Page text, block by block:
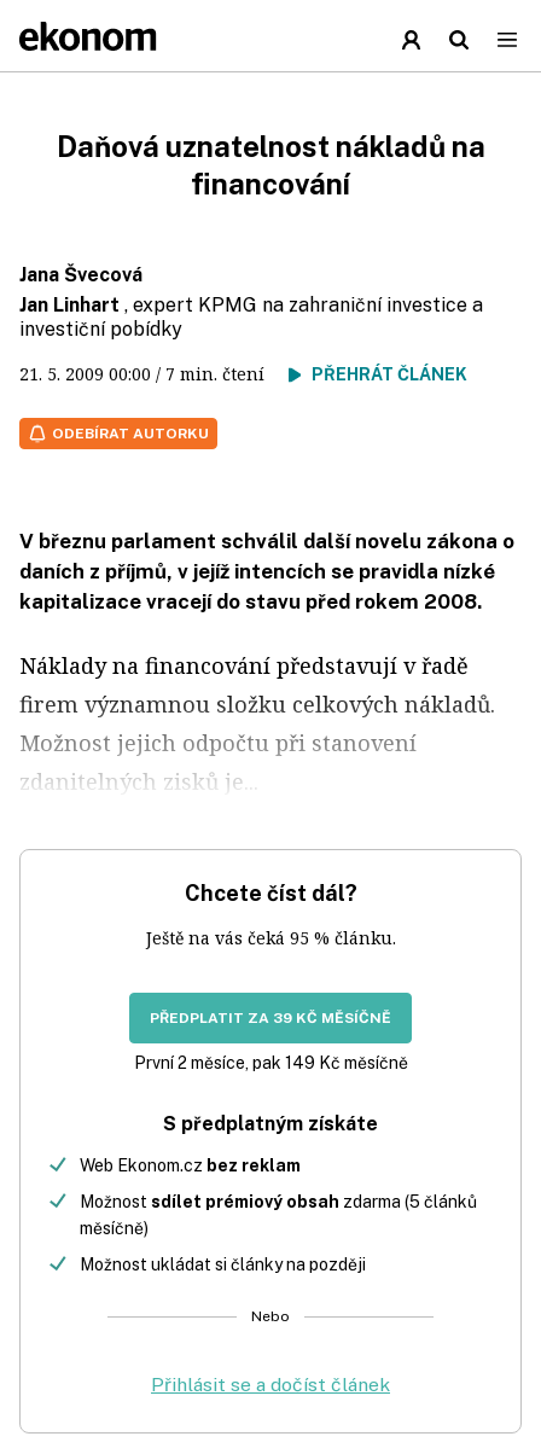
Daňová uznatelnost nákladů na
financování
Jana Švecová
Jan Linhart , expert KPMG na zahraniční investice a
investiční pobídky
21. 5. 2009 00:00 / 7 min. čtení PŘEHRÁT ČLÁNEK
ODEBÍRAT AUTORKU
V březnu parlament schválil další novelu zákona o
daních z příjmů, v jejíž intencích se pravidla nízké
kapitalizace vracejí do stavu před rokem 2008.
Náklady na financování představují v řadě
firem významnou složku celkových nákladů.
Možnost jejich odpočtu při stanovení
zdanitelných zisků je...
Chcete číst dál?
Ještě na vás čeká 95 % článku.
PŘEDPLATIT ZA 39 KČ MĚSÍČNĚ
První 2 měsíce, pak 149 Kč měsíčně
S předplatným získáte
Web Ekonom.cz bez reklam
Možnost sdílet prémiový obsah zdarma (5 článků
měsíčně)
Možnost ukládat si články na později
Nebo
Přihlásit se a dočíst článek